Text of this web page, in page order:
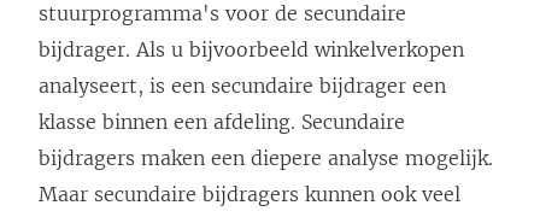
stuurprogramma's voor de secundaire
bijdrager. Als u bijvoorbeeld winkelverkopen
analyseert, is een secundaire bijdrager een
klasse binnen een afdeling. Secundaire
bijdragers maken een diepere analyse mogelijk.
Maar secundaire bijdragers kunnen ook veel